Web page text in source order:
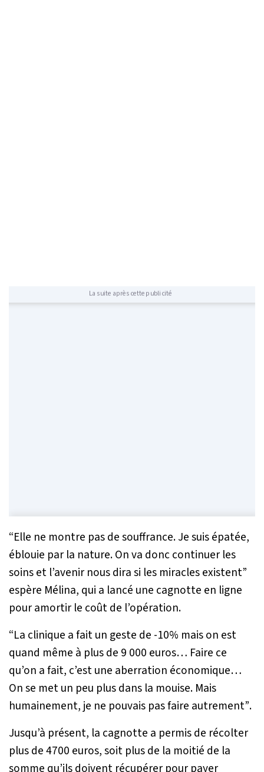
La suite après cette publicité
“Elle ne montre pas de souffrance. Je suis épatée,
éblouie par la nature. On va donc continuer les
soins et l’avenir nous dira si les miracles existent”
espère Mélina, qui a lancé une cagnotte en ligne
pour amortir le coût de l’opération.
“La clinique a fait un geste de -10% mais on est
quand même à plus de 9 000 euros… Faire ce
qu’on a fait, c’est une aberration économique…
On se met un peu plus dans la mouise. Mais
humainement, je ne pouvais pas faire autrement”.
Jusqu’à présent, la cagnotte a permis de récolter
plus de 4700 euros, soit plus de la moitié de la
somme qu’ils doivent récupérer pour payer